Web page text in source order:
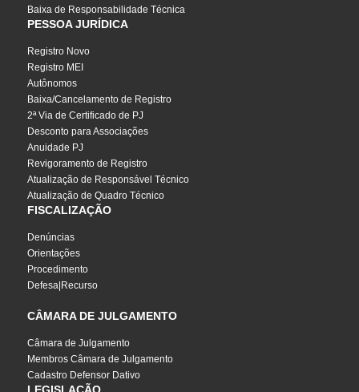
Baixa de Responsabilidade Técnica
PESSOA JURÍDICA
Registro Novo
Registro MEI
Autônomos
Baixa/Cancelamento de Registro
2ª Via de Certificado de PJ
Desconto para Associações
Anuidade PJ
Revigoramento de Registro
Atualização de Responsável Técnico
Atualização de Quadro Técnico
FISCALIZAÇÃO
Denúncias
Orientações
Procedimento
Defesa|Recurso
CÂMARA DE JULGAMENTO
Câmara de Julgamento
Membros Câmara de Julgamento
Cadastro Defensor Dativo